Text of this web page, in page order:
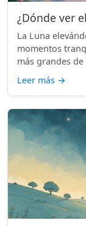
¿Dónde ver
La Luna
momentos
más grandes de
Leer más →